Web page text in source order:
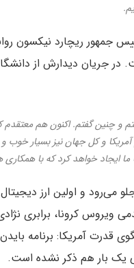
آن که رییس جمهور ریچارد
باور داشتم و چنین گفتم. اکنون
آمریکا و کل جهان نیز بسیار
ما ایجاد خواهد کرد که با
می‌رود و اولین ارز
ویروس کرونا، برابری
قدرت آمریکا: برنامه